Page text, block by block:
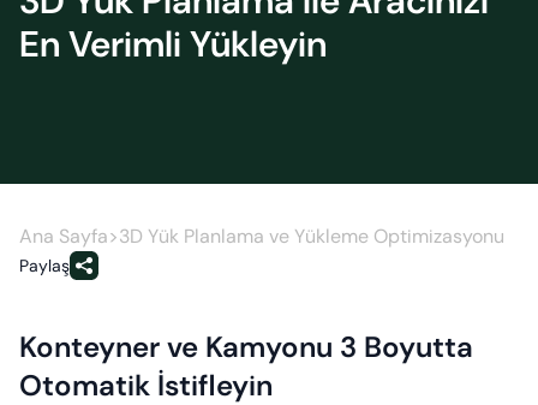
Lojistik
İş
İlanları
Entegrasyonlar
İletişim
CO2
Hesaplayıcı
En Verimli Yükleyin
Ana Sayfa>3D Yük Planlama ve Yükleme Optimizasyonu
Paylaş
Konteyner ve Kamyonu 3 Boyutta
Otomatik İstifleyin